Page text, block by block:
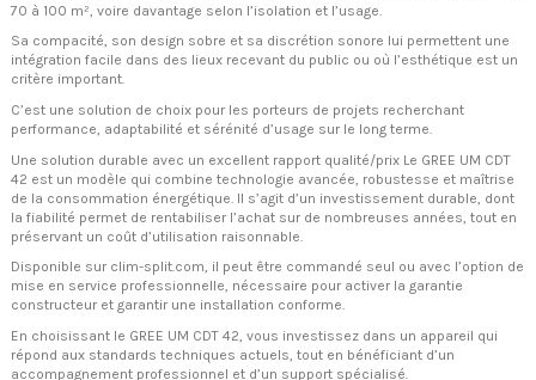
70 à 100 m², voire davantage selon l’isolation et l’usage.
Sa compacité, son design sobre et sa discrétion sonore lui permettent une
intégration facile dans des lieux recevant du public ou où l’esthétique est un
critère important.
C’est une solution de choix pour les porteurs de projets recherchant
performance, adaptabilité et sérénité d’usage sur le long terme.
Une solution durable avec un excellent rapport qualité/prix Le GREE UM CDT
42 est un modèle qui combine technologie avancée, robustesse et maîtrise
de la consommation énergétique. Il s’agit d’un investissement durable, dont
la fiabilité permet de rentabiliser l’achat sur de nombreuses années, tout en
préservant un coût d’utilisation raisonnable.
Disponible sur clim-split.com, il peut être commandé seul ou avec l’option de
mise en service professionnelle, nécessaire pour activer la garantie
constructeur et garantir une installation conforme.
En choisissant le GREE UM CDT 42, vous investissez dans un appareil qui
répond aux standards techniques actuels, tout en bénéficiant d’un
accompagnement professionnel et d’un support spécialisé.